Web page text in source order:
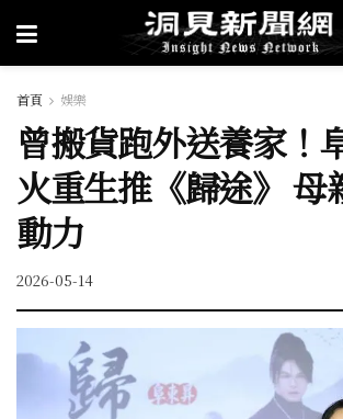
首頁 娛樂
曾搬貨跑外送養家！
火重生推《歸途》 母
動力
2026-05-14